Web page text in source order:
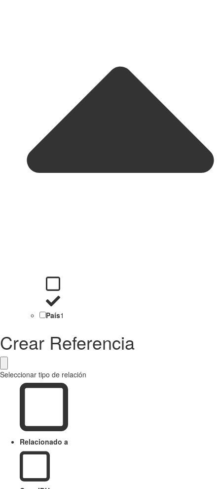
País1
Crear Referencia
Seleccionar tipo de relación
Relacionado a